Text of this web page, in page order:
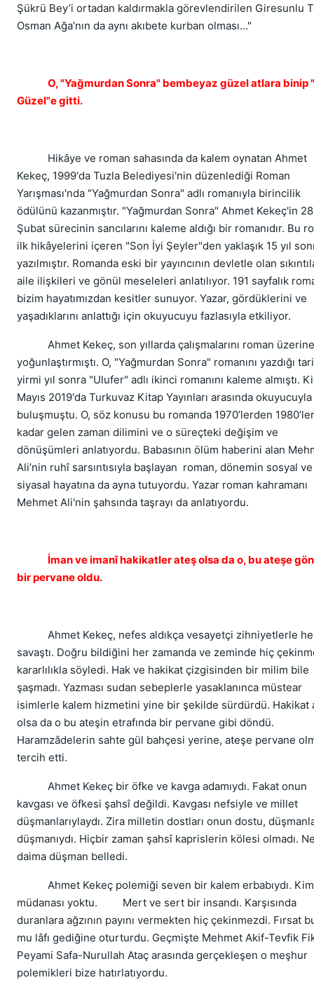
Şükrü Bey’i ortadan kaldırmakla görevlendirilen Giresunlu
Osman Ağa’nın da aynı akıbete kurban olması…"
O, "Yağmurdan Sonra" bembeyaz güzel atlara binip
Güzel"e gitti.
Hikâye ve roman sahasında da kalem oynatan Ahmet
Kekeç, 1999'da Tuzla Belediyesi'nin düzenlediği Roman
Yarışması'nda "Yağmurdan Sonra" adlı romanıyla birincilik
ödülünü kazanmıştır. "Yağmurdan Sonra" Ahmet Kekeç'in 28
Şubat sürecinin sancılarını kaleme aldığı bir romanıdır. Bu
ilk hikâyelerini içeren "Son İyi Şeyler"den yaklaşık 15 yıl
yazılmıştır. Romanda eski bir yayıncının devletle olan
aile ilişkileri ve gönül meseleleri anlatılıyor. 191 sayfalık
bizim hayatımızdan kesitler sunuyor. Yazar, gördüklerini ve
yaşadıklarını anlattığı için okuyucuyu fazlasıyla etkiliyor.
Ahmet Kekeç, son yıllarda çalışmalarını roman üzerine
yoğunlaştırmıştı. O, "Yağmurdan Sonra" romanını yazdığı
yirmi yıl sonra "Ulufer" adlı ikinci romanını kaleme almıştı.
Mayıs 2019'da Turkuvaz Kitap Yayınları arasında okuyucuyla
buluşmuştu. O, söz konusu bu romanda 1970’lerden
kadar gelen zaman dilimini ve o süreçteki değişim ve
dönüşümleri anlatıyordu. Babasının ölüm haberini alan
Ali’nin ruhî sarsıntısıyla başlayan roman, dönemin sosyal ve
siyasal hayatına da ayna tutuyordu. Yazar roman kahramanı
Mehmet Ali'nin şahsında taşrayı da anlatıyordu.
İman ve imanî hakikatler ateş olsa da o, bu ateşe
bir pervane oldu.
Ahmet Kekeç, nefes aldıkça vesayetçi zihniyetlerle
savaştı. Doğru bildiğini her zamanda ve zeminde hiç
kararlılıkla söyledi. Hak ve hakikat çizgisinden bir milim bile
şaşmadı. Yazması sudan sebeplerle yasaklanınca müstear
isimlerle kalem hizmetini yine bir şekilde sürdürdü. Hakikat
olsa da o bu ateşin etrafında bir pervane gibi döndü.
Haramzâdelerin sahte gül bahçesi yerine, ateşe pervane
tercih etti.
Ahmet Kekeç bir öfke ve kavga adamıydı. Fakat onun
kavgası ve öfkesi şahsî değildi. Kavgası nefsiyle ve millet
düşmanlarıylaydı. Zira milletin dostları onun dostu,
düşmanıydı. Hiçbir zaman şahsî kaprislerin kölesi olmadı.
daima düşman belledi.
Ahmet Kekeç polemiği seven bir kalem erbabıydı.
müdanası yoktu. Mert ve sert bir insandı. Karşısında
duranlara ağzının payını vermekten hiç çekinmezdi. Fırsat
mu lâfı gediğine oturturdu. Geçmişte Mehmet Akif-Tevfik
Peyami Safa-Nurullah Ataç arasında gerçekleşen o meşhur
polemikleri bize hatırlatıyordu.